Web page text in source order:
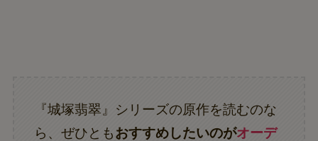
『城塚翡翠』シリーズの原作を読むのな
ら、ぜひともおすすめしたいのがオーデ